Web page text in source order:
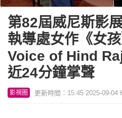
第82屆威尼斯影
執導處女作《女
Voice of Hind
近24分鐘掌聲
影視圈 更新時間：15:45 2025-09-04